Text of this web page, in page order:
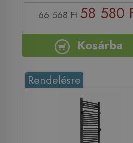
66 568 Ft 58 580
Kosárba
Rendelésre